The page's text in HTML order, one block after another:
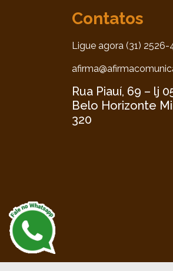
Contatos
Ligue agora (31)
Rua Piauí, 69 – lj
Belo Horizonte
320